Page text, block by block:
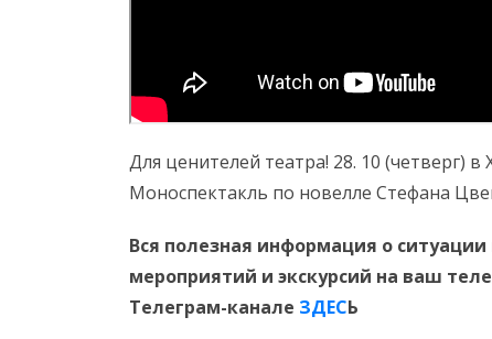
Для ценителей театра! 28. 10 (четверг)
Моноспектакль по новелле Стефана
Вся полезная информация о
мероприятий и экскурсий на ваш
Телеграм-канале ЗДЕСЬ